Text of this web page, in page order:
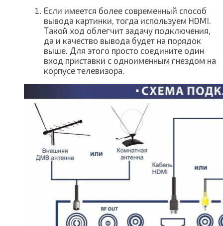
Если имеется более современный способ
вывода картинки, тогда используем HDMI.
Такой ход облегчит задачу подключения,
да и качество вывода будет на порядок
выше. Для этого просто соедините один
вход приставки с одноименным гнездом на
корпусе телевизора.